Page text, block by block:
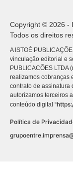
Copyright © 2026 -
Todos os direitos
A ISTOÉ
vinculação editorial e
PUBLICACÕES LTDA
realizamos cobranças
contrato de assinatura
autorizamos terceiros
conteúdo digital “
Política de